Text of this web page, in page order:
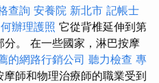
查詢 安養院 新北市 記帳士
辦理護照 它從背椎延伸到第
。 在一些國家，淋巴按摩
的網路行銷公司 聽力檢查 專
摩師和物理治療師的職業受到